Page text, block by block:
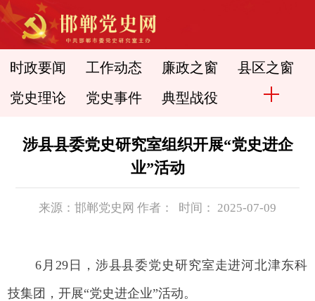
时政要闻 工作动态 廉政之窗 县区之窗
党史理论 党史事件 典型战役
涉县县委党史研究室组织开展“党史进企
业”活动
来源：邯郸党史网 作者： 时间： 2025-07-09
6月29日，涉县县委党史研究室走进河北津东科
技集团，开展“党史进企业”活动。